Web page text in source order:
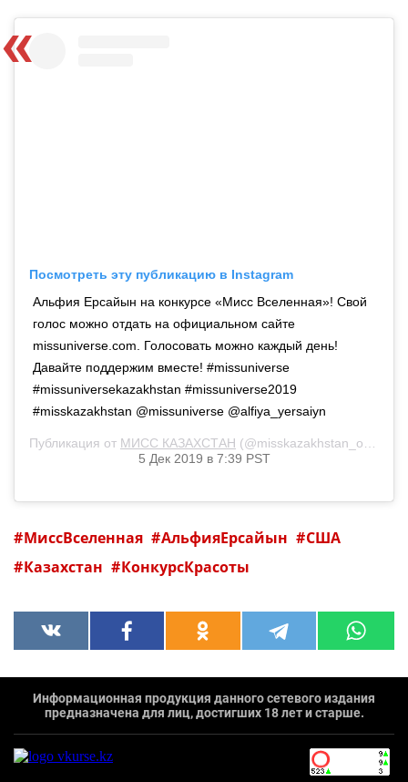
Посмотреть эту публикацию в Instagram
Альфия Ерсайын на конкурсе «Мисс Вселенная»! Свой
голос можно отдать на официальном сайте
missuniverse.com. Голосовать можно каждый день!
Давайте поддержим вместе! #missuniverse
#missuniversekazakhstan #missuniverse2019
#misskazakhstan @missuniverse @alfiya_yersaiyn
Публикация от МИСС КАЗАХСТАН (@misskazakhstan_official)
5 Дек 2019 в 7:39 PST
МиссВселенная АльфияЕрсайын
США
Казахстан
КонкурсКрасоты
Информационная продукция данного сетевого издания
предназначена для лиц, достигших 18 лет и старше.